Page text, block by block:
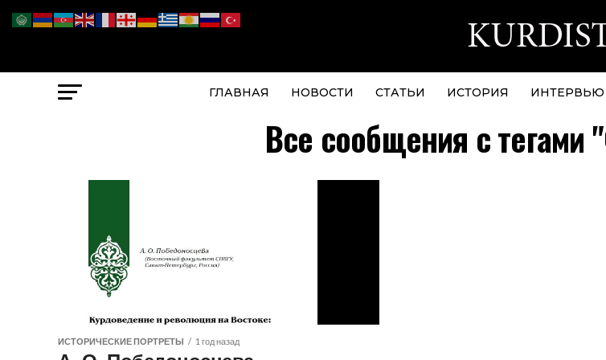
ГЛАВНАЯ НОВОСТИ СТАТЬИ ИСТОРИЯ ИНТЕРВЬЮ
Все сообщения с тегами
ИСТОРИЧЕСКИЕ ПОРТРЕТЫ 1 год назад